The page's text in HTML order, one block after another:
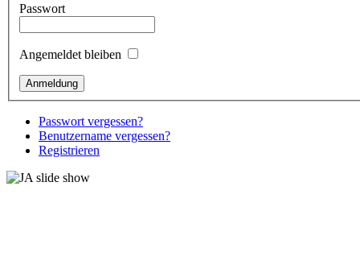
Passwort
Angemeldet bleiben
Passwort vergessen?
Benutzername vergessen?
Registrieren